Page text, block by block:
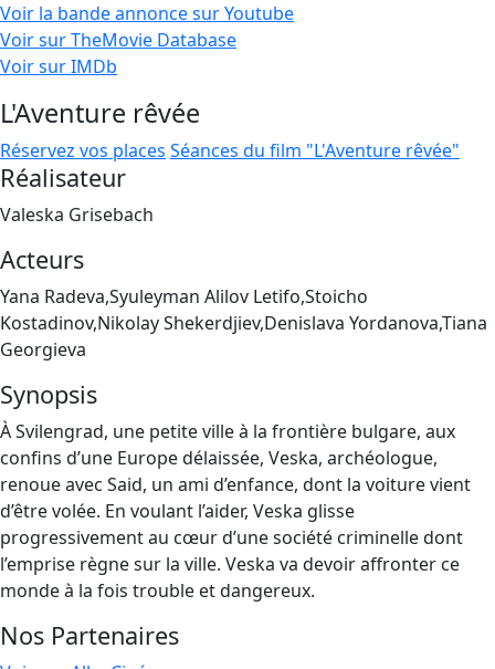
Voir la bande annonce sur Youtube
Voir sur TheMovie Database
Voir sur IMDb
L'Aventure rêvée
Réservez vos places Séances du film "L'Aventure rêvée"
Réalisateur
Valeska Grisebach
Acteurs
Yana Radeva,Syuleyman Alilov Letifo,Stoicho
Kostadinov,Nikolay Shekerdjiev,Denislava Yordanova,Tiana
Georgieva
Synopsis
À Svilengrad, une petite ville à la frontière bulgare, aux
confins d’une Europe délaissée, Veska, archéologue,
renoue avec Said, un ami d’enfance, dont la voiture vient
d’être volée. En voulant l’aider, Veska glisse
progressivement au cœur d’une société criminelle dont
l’emprise règne sur la ville. Veska va devoir affronter ce
monde à la fois trouble et dangereux.
Nos Partenaires